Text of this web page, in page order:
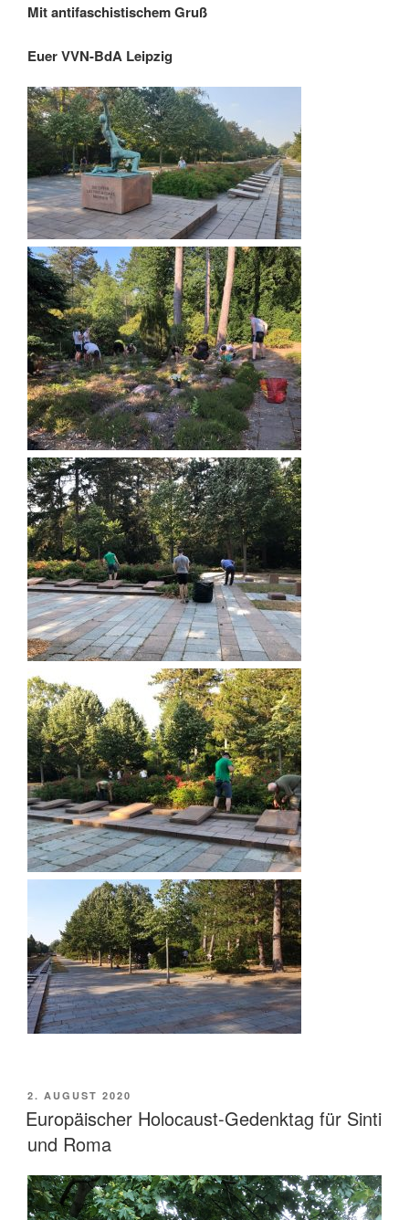
Mit antifaschistischem Gruß
Euer VVN-BdA Leipzig
VERÖFFENTLICHT
AM
2. AUGUST 2020
Europäischer Holocaust-Gedenktag für Sinti
und Roma